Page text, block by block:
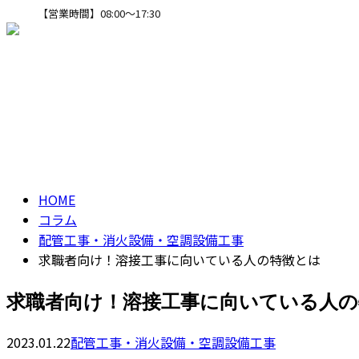
【営業時間】08:00～17:30
HOME
コラム
配管工事・消火設備・空調設備工事
求職者向け！溶接工事に向いている人の特徴とは
求職者向け！溶接工事に向いている人
2023.01.22配管工事・消火設備・空調設備工事